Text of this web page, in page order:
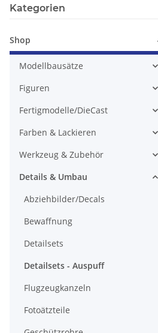
Kategorien
Shop
Modellbausätze
Figuren
Fertigmodelle/DieCast
Farben & Lackieren
Werkzeug & Zubehör
Details & Umbau
Abziehbilder/Decals
Bewaffnung
Detailsets
Detailsets - Auspuff
Flugzeugkanzeln
Fotoätzteile